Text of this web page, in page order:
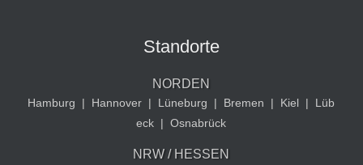
Standorte
NORDEN
Hamburg | Hannover | Lüneburg | Bremen | Kiel |
Lüb
eck | Osnabrück
NRW / HESSEN